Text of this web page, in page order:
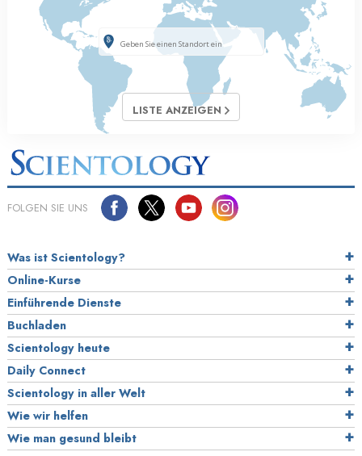
LISTE ANZEIGEN
FOLGEN SIE UNS
Was ist Scientology?
Online-Kurse
Einführende Dienste
Buchladen
Scientology heute
Daily Connect
Scientology in aller Welt
Wie wir helfen
Wie man gesund bleibt